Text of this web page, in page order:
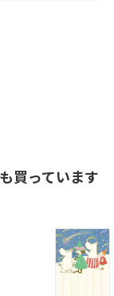
買っています